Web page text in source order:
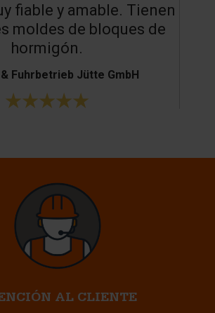
fiable y amable. Tienen
moldes de bloques de
hormigón.
Fuhrbetrieb Jütte GmbH
AL CLIENTE